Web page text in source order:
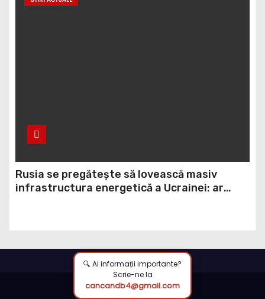
Rusia se pregătește să lovească masiv
infrastructura energetică a Ucrainei: ar
🔍 Ai informații importante?
Scrie-ne la
cancandb4@gmail.com